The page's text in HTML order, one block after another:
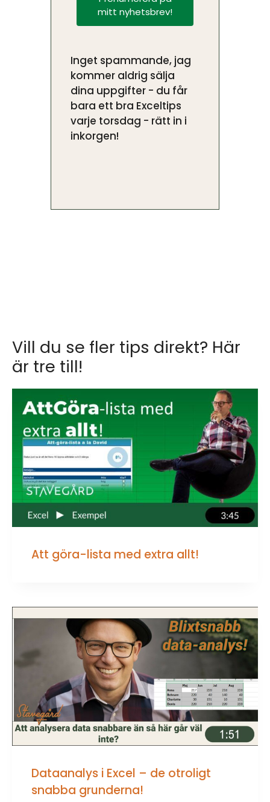
mitt nyhetsbrev!
Inget spammande, jag
kommer aldrig sälja
dina uppgifter - du får
bara ett bra Exceltips
varje torsdag - rätt in i
inkorgen!
Vill du se fler tips direkt? Här
är tre till!
Att göra-lista med extra allt!
Dataanalys i Excel – de otroligt
snabba grunderna!